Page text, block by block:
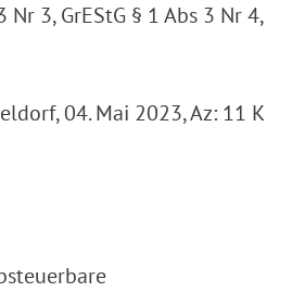
Nr 3, GrEStG § 1 Abs 3 Nr 4,
04. Mai 2023, Az: 11 K